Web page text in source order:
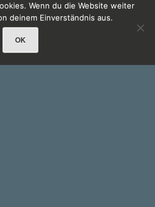
Wenn du die Website weiter
deinem Einverständnis aus.
OK